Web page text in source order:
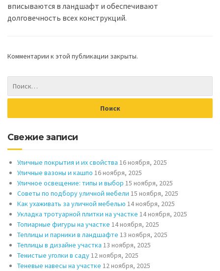
вписываются в ландшафт и обеспечивают
долговечность всех конструкций.
Комментарии к этой публикации закрыты.
Свежие записи
Уличные покрытия и их свойства 16 ноября, 2025
Уличные вазоны и кашпо 16 ноября, 2025
Уличное освещение: типы и выбор 15 ноября, 2025
Советы по подбору уличной мебели 15 ноября, 2025
Как ухаживать за уличной мебелью 14 ноября, 2025
Укладка тротуарной плитки на участке 14 ноября, 2025
Топиарные фигуры на участке 14 ноября, 2025
Теплицы и парники в ландшафте 13 ноября, 2025
Теплицы в дизайне участка 13 ноября, 2025
Тенистые уголки в саду12 ноября, 2025
Теневые навесы на участке 12 ноября, 2025